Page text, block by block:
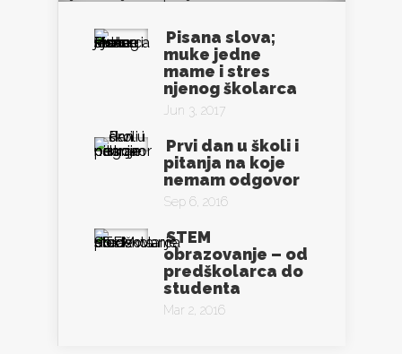
Pisana slova;
muke jedne
mame i stres
njenog školarca
Jun 3, 2017
Prvi dan u školi i
pitanja na koje
nemam odgovor
Sep 6, 2016
STEM
obrazovanje – od
predškolarca do
studenta
Mar 2, 2016